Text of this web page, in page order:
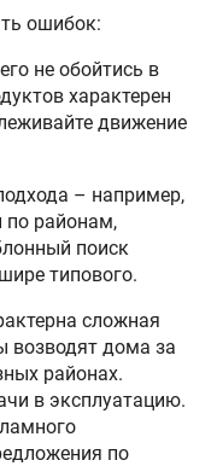
ошибок:
не обойтись в
характерен
движение
– например,
по районам,
поиск
типового.
сложная
возводят дома за
районах.
в эксплуатацию.
по